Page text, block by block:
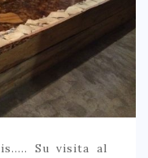
Su visita al